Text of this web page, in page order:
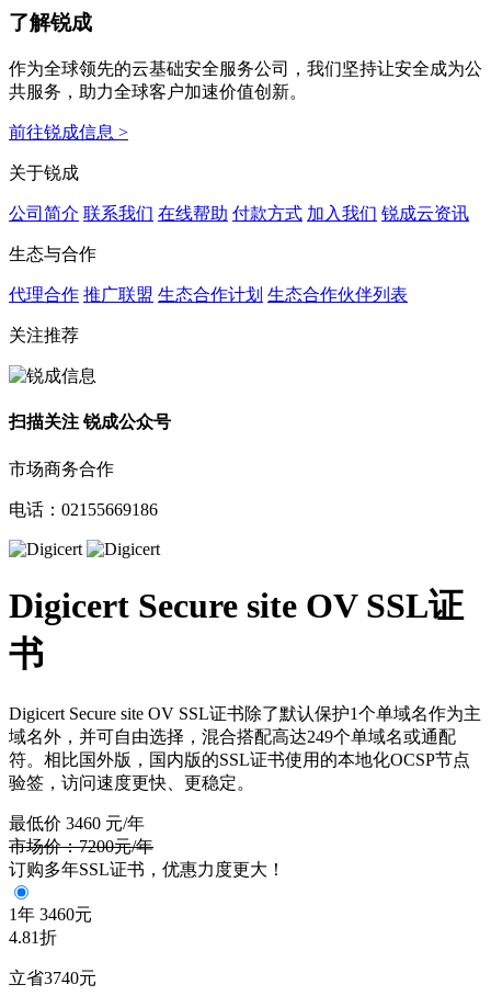
了解锐成
作为全球领先的云基础安全服务公司，我们坚持让安全成为公
共服务，助力全球客户加速价值创新。
前往锐成信息 >
关于锐成
公司简介 联系我们 在线帮助 付款方式 加入我们 锐成云资讯
生态与合作
代理合作 推广联盟 生态合作计划 生态合作伙伴列表
关注推荐
扫描关注 锐成公众号
市场商务合作
电话：02155669186
Digicert Secure site OV SSL证
书
Digicert Secure site OV SSL证书除了默认保护1个单域名作为主
域名外，并可自由选择，混合搭配高达249个单域名或通配
符。相比国外版，国内版的SSL证书使用的本地化OCSP节点
验签，访问速度更快、更稳定。
最低价 3460 元/年
市场价：7200元/年
订购多年SSL证书，优惠力度更大！
1年 3460元
4.81折
立省3740元